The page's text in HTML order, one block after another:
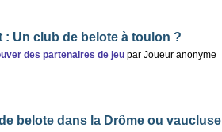
Un club de belote à toulon ?
des partenaires de jeu par Joueur anonyme
belote dans la Drôme ou vaucluse